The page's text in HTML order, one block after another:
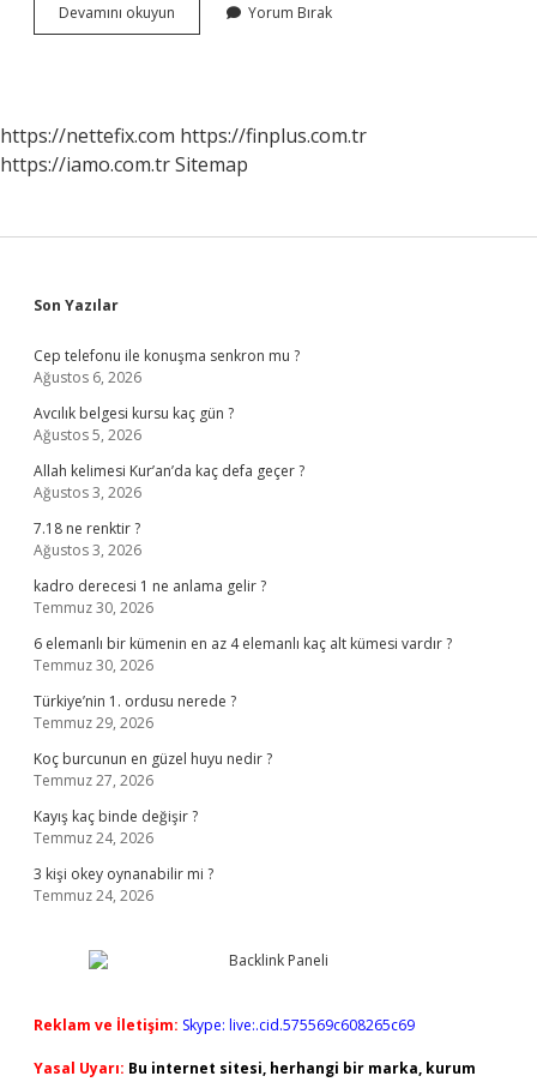
Devamını okuyun Milletlerarası
Özel
Yorum Bırak
https://nettefix.com https://finplus.com.tr
https://iamo.com.trSitemap
Sidebar
Son Yazılar
Cep telefonu ile konuşma senkron mu ?
Ağustos 6, 2026
Avcılık belgesi kursu kaç gün ?
Ağustos 5, 2026
Allah kelimesi Kur’an’da kaç defa geçer ?
Ağustos 3, 2026
7.18 ne renktir ?
Ağustos 3, 2026
kadro derecesi 1 ne anlama gelir ?
Temmuz 30, 2026
6 elemanlı bir kümenin en az 4 elemanlı kaç alt kümesi vardır ?
Temmuz 30, 2026
Türkiye’nin 1. ordusu nerede ?
Temmuz 29, 2026
Koç burcunun en güzel huyu nedir ?
Temmuz 27, 2026
Kayış kaç binde değişir ?
Temmuz 24, 2026
3 kişi okey oynanabilir mi ?
Temmuz 24, 2026
Reklam ve İletişim: Skype: live:.cid.575569c608265c69
Yasal Uyarı: Bu internet sitesi, herhangi bir marka, kurum